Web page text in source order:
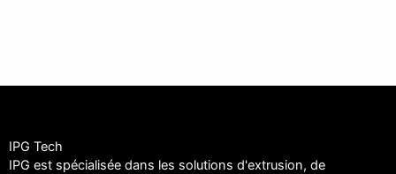
IPG Tech
IPG est spécialisée dans les solutions d'extrusion, de